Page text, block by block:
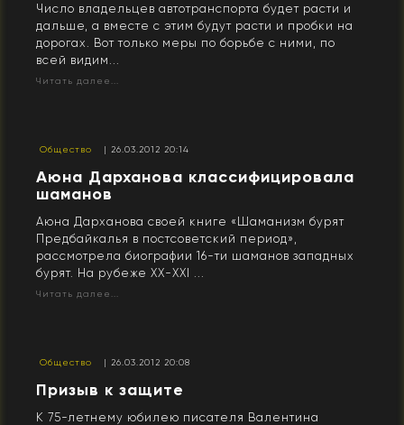
Число владельцев автотранспорта будет расти и
дальше, а вместе с этим будут расти и пробки на
дорогах. Вот только меры по борьбе с ними, по
всей видим...
Читать далее...
Общество | 26.03.2012 20:14
Аюна Дарханова классифицировала
шаманов
Аюна Дарханова своей книге «Шаманизм бурят
Предбайкалья в постсоветский период»,
рассмотрела биографии 16-ти шаманов западных
бурят. На рубеже XX-XXI ...
Читать далее...
Общество | 26.03.2012 20:08
Призыв к защите
К 75-летнему юбилею писателя Валентина